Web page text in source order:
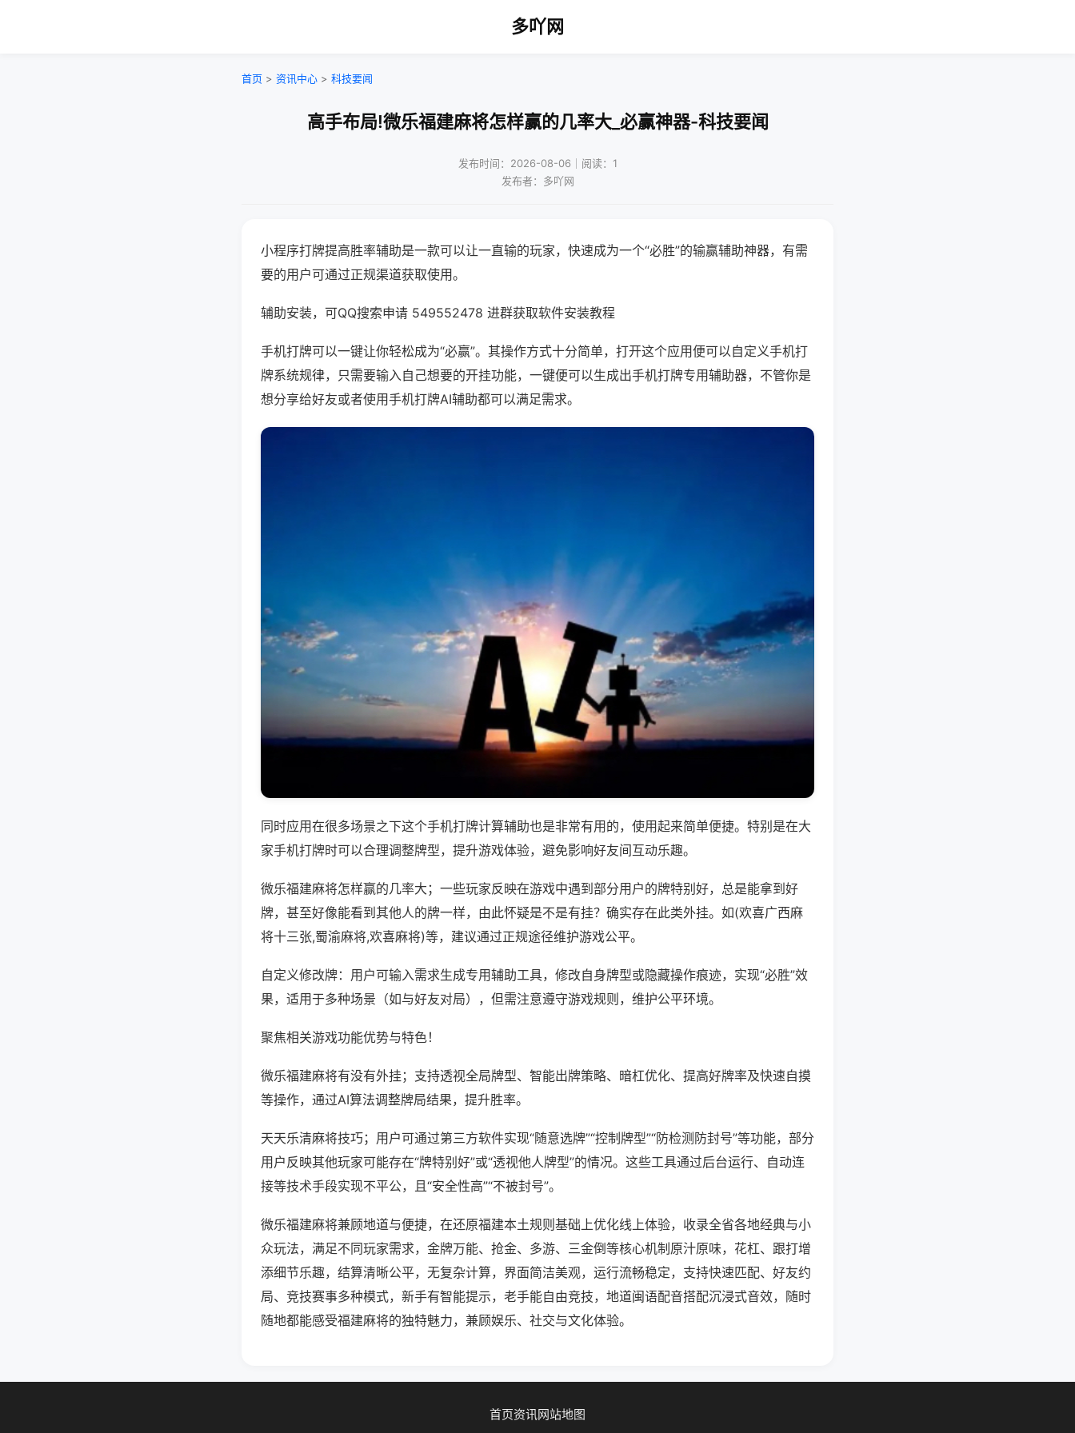
多吖网
首页 > 资讯中心 > 科技要闻
高手布局!微乐福建麻将怎样赢的几率大_必赢神器-科技要闻
发布时间：2026-08-06｜阅读：1
发布者：多吖网
小程序打牌提高胜率辅助是一款可以让一直输的玩家，快速成为一个“必胜”的输赢辅助神器，有需
要的用户可通过正规渠道获取使用。
辅助安装，可QQ搜索申请 549552478 进群获取软件安装教程
手机打牌可以一键让你轻松成为“必赢”。其操作方式十分简单，打开这个应用便可以自定义手机打
牌系统规律，只需要输入自己想要的开挂功能，一键便可以生成出手机打牌专用辅助器，不管你是
想分享给好友或者使用手机打牌AI辅助都可以满足需求。
同时应用在很多场景之下这个手机打牌计算辅助也是非常有用的，使用起来简单便捷。特别是在大
家手机打牌时可以合理调整牌型，提升游戏体验，避免影响好友间互动乐趣。
微乐福建麻将怎样赢的几率大；一些玩家反映在游戏中遇到部分用户的牌特别好，总是能拿到好
牌，甚至好像能看到其他人的牌一样，由此怀疑是不是有挂？确实存在此类外挂。如(欢喜广西麻
将十三张,蜀渝麻将,欢喜麻将)等，建议通过正规途径维护游戏公平。
自定义修改牌：用户可输入需求生成专用辅助工具，修改自身牌型或隐藏操作痕迹，实现“必胜”效
果，适用于多种场景（如与好友对局），但需注意遵守游戏规则，维护公平环境。
聚焦相关游戏功能优势与特色！
微乐福建麻将有没有外挂；支持透视全局牌型、智能出牌策略、暗杠优化、提高好牌率及快速自摸
等操作，通过AI算法调整牌局结果，提升胜率。
天天乐清麻将技巧；用户可通过第三方软件实现“随意选牌”“控制牌型”“防检测防封号”等功能，部分
用户反映其他玩家可能存在“牌特别好”或“透视他人牌型”的情况。这些工具通过后台运行、自动连
接等技术手段实现不平公，且“安全性高”“不被封号”。
微乐福建麻将兼顾地道与便捷，在还原福建本土规则基础上优化线上体验，收录全省各地经典与小
众玩法，满足不同玩家需求，金牌万能、抢金、多游、三金倒等核心机制原汁原味，花杠、跟打增
添细节乐趣，结算清晰公平，无复杂计算，界面简洁美观，运行流畅稳定，支持快速匹配、好友约
局、竞技赛事多种模式，新手有智能提示，老手能自由竞技，地道闽语配音搭配沉浸式音效，随时
随地都能感受福建麻将的独特魅力，兼顾娱乐、社交与文化体验。
首页资讯网站地图